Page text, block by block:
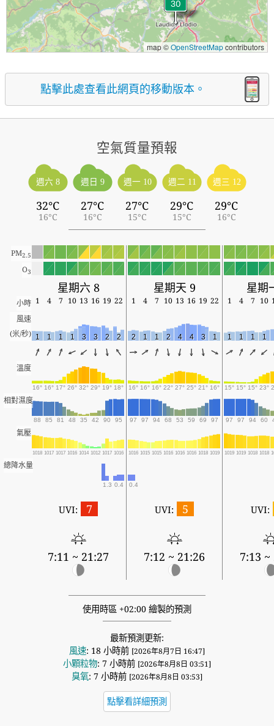
map ©OpenStreetMapcontributors
點擊此處查看此網頁的移動版本。
空氣質量預報
週六 8
32°C
16°C
週日 9
27°C
16°C
週一 10
27°C
15°C
週二 11
29°C
15°C
週三 12
29°C
16°C
PM2.5
O3
星期六 8 星期天 9 星期
小時 1 4 7 10 13 16 19 22 1 4 7 10 13 16 19 22 1 4 7 10
風速
(米/秒) 1 1 1 1 3 3 2 2 2 1 1 2 4 4 3 1 1 1 1 1
溫度
16° 16° 17° 26° 32° 29° 19° 18° 16° 16° 16° 22° 27° 25° 21° 16° 15° 15° 15° 23°
相對濕度
88 85 81 48 35 42 90 95 97 97 94 68 53 59 69 97 97 97 94 60
氣壓
1018 1017 1017 1016 1014 1012 1017 1016 1016 1015 1015 1016 1016 1016 1018 1019 1019 1019 1018 1018
總降水量
1.3 0.4 0.4
UVI: 7
7:11 ~ 21:27
UVI: 5
7:12 ~ 21:26
UVI:
7:13 ~
使用時區 +02:00 繪製的預測
最新預測更新:
風速: 18 小時前 [2026年8月7日 16:47]
小顆粒物: 7 小時前 [2026年8月8日 03:51]
臭氧: 7 小時前 [2026年8月8日 03:53]
點擊看詳細預測